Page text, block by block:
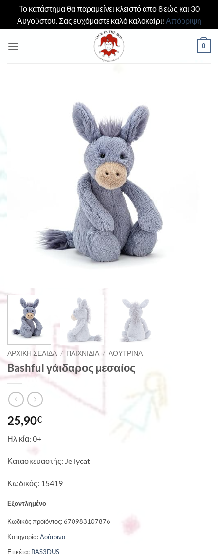
Το κατάστημα θα παραμείνει κλειστό απο 8 εώς και 30
Αυγούστου. Σας ευχόμαστε καλό καλοκαίρι! Απόρριψη
στο
0
ΑΡΧΙΚΉ ΣΕΛΊΔΑ / ΠΑΙΧΝΊΔΙΑ / ΛΟΎΤΡΙΝΑ
Bashful γάιδαρος μεσαίος
25,90€
Ηλικία: 0+
Κατασκευαστής: Jellycat
Κωδικός: 15419
Εξαντλημένο
Κωδικός προϊόντος:670983107876
Κατηγορία:Λούτρινα
Ετικέτα: BAS3DUS